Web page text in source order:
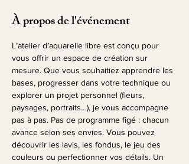
À propos de l'événement
L’atelier d’aquarelle libre est conçu pour
vous offrir un espace de création sur
mesure. Que vous souhaitiez apprendre les
bases, progresser dans votre technique ou
explorer un projet personnel (fleurs,
paysages, portraits…), je vous accompagne
pas à pas. Pas de programme figé : chacun
avance selon ses envies. Vous pouvez
découvrir les lavis, les fondus, le jeu des
couleurs ou perfectionner vos détails. Un